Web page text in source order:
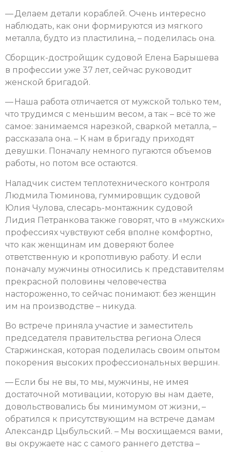
— Делаем детали кораблей. Очень интересно
наблюдать, как они формируются из мягкого
металла, будто из пластилина, – поделилась она.
Сборщик-достройщик судовой Елена Барышева
в профессии уже 37 лет, сейчас руководит
женской бригадой.
— Наша работа отличается от мужской только тем,
что трудимся с меньшим весом, а так – всё то же
самое: занимаемся нарезкой, сваркой металла, –
рассказала она. – К нам в бригаду приходят
девушки. Поначалу немного пугаются объемов
работы, но потом все остаются.
Наладчик систем теплотехнического контроля
Людмила Тюминова, гуммировщик судовой
Юлия Чулова, слесарь-монтажник судовой
Лидия Петранкова также говорят, что в «мужских»
профессиях чувствуют себя вполне комфортно,
что как женщинам им доверяют более
ответственную и кропотливую работу. И если
поначалу мужчины относились к представителям
прекрасной половины человечества
настороженно, то сейчас понимают: без женщин
им на производстве – никуда.
Во встрече приняла участие и заместитель
председателя правительства региона Олеся
Старжинская, которая поделилась своим опытом
покорения высоких профессиональных вершин.
— Если бы не вы, то мы, мужчины, не имея
достаточной мотивации, которую вы нам даете,
довольствовались бы минимумом от жизни, –
обратился к присутствующим на встрече дамам
Александр Цыбульский. – Мы восхищаемся вами,
вы окружаете нас с самого раннего детства –